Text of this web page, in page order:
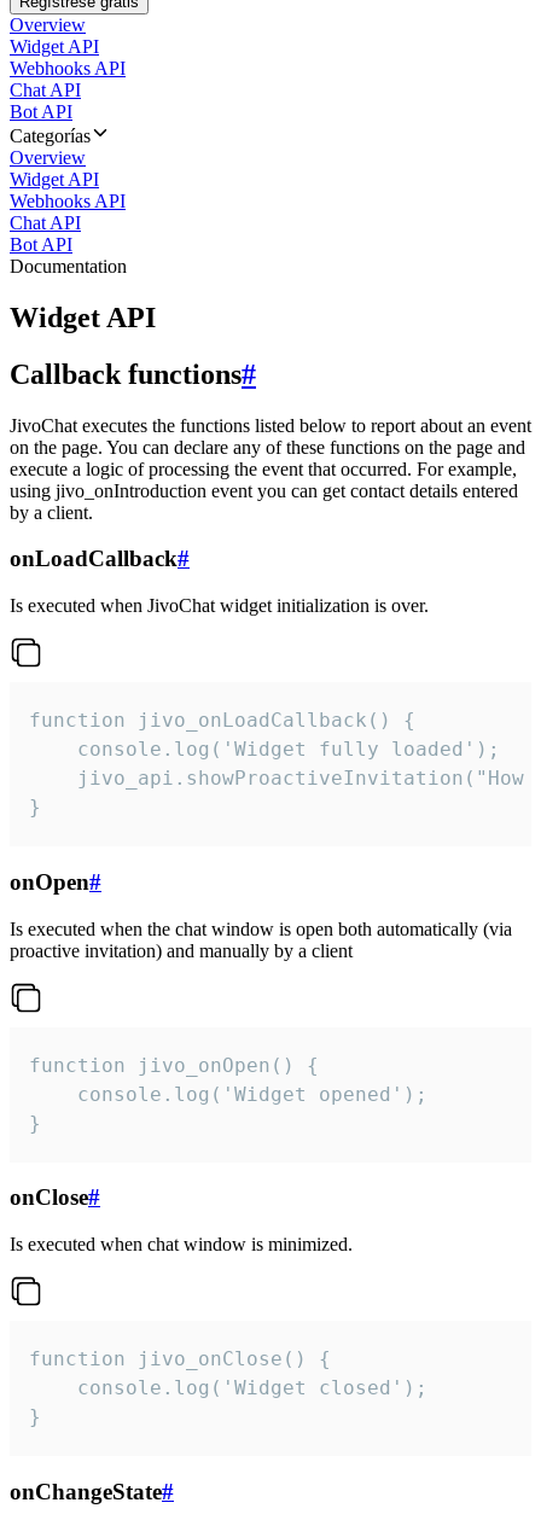
Overview
Widget API
Webhooks API
Chat API
Bot API
Categorías
Overview
Widget API
Webhooks API
Chat API
Bot API
Documentation
Widget API
Callback functions#
JivoChat executes the functions listed below to report about an event
on the page. You can declare any of these functions on the page and
execute a logic of processing the event that occurred. For example,
using jivo_onIntroduction event you can get contact details entered
by a client.
onLoadCallback#
Is executed when JivoChat widget initialization is over.
function jivo_onLoadCallback() {
    console.log('Widget fully loaded');
jivo_api.showProactiveInvitation("How
}
onOpen#
Is executed when the chat window is open both automatically (via
proactive invitation) and manually by a client
function jivo_onOpen() {
    console.log('Widget opened');
}
onClose#
Is executed when chat window is minimized.
function jivo_onClose() {
    console.log('Widget closed');
}
onChangeState#